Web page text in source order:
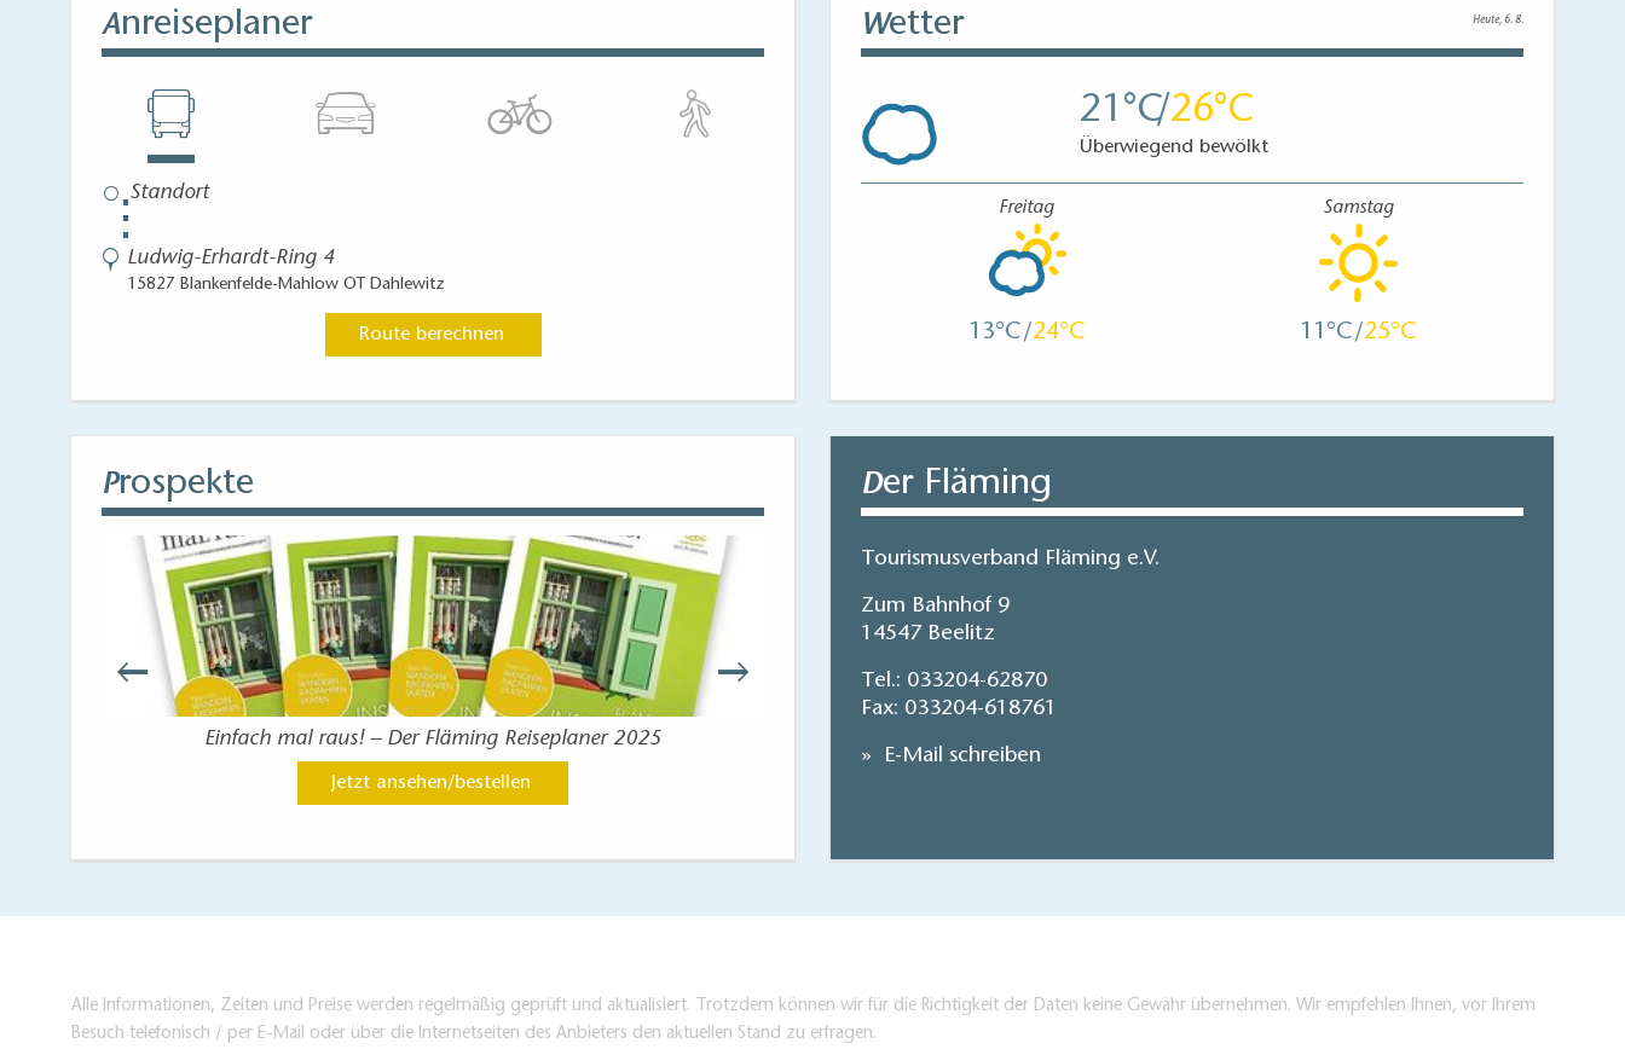
Anreiseplaner
⋮
Ludwig-Erhardt-Ring 4
15827 Blankenfelde-Mahlow OT Dahlewitz
Route berechnen
Wetter Heute, 6. 8.
21 26
Überwiegend bewölkt
Freitag
13 24
Samstag
11 25
Prospekte
Einfach mal raus! – Der Fläming Reiseplaner 2025
Jetzt ansehen/bestellen
Der Fläming
Tourismusverband Fläming e.V.
Zum Bahnhof 9
14547 Beelitz
Tel.: 033204-62870
Fax: 033204-618761
E-Mail schreiben
Alle Informationen, Zeiten und Preise werden regelmäßig geprüft und aktualisiert. Trotzdem können wir für die Richtigkeit der Daten keine Gewähr übernehmen. Wir empfehlen Ihnen, vor Ihrem
Besuch telefonisch / per E-Mail oder über die Internetseiten des Anbieters den aktuellen Stand zu erfragen.